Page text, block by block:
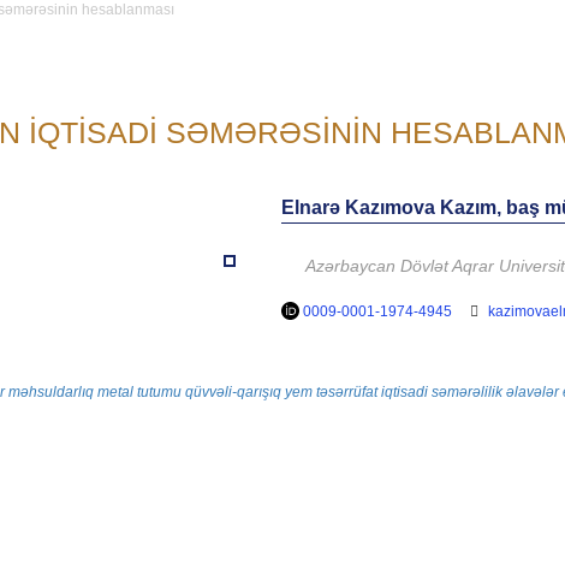
hesablanması
IQTISADI SƏMƏRƏSININ
Elnarə Kazımova Kazım, baş
Azərbaycan Dövlət Aqrar
0009-0001-1974-4945
məhsuldarlıq metal tutumu qüvvəli-qarışıq yem təsərrüfat iqtisadi səmərəlilik əlavələr